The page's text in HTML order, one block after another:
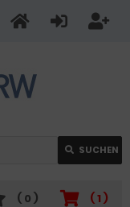
SUCHEN
( 1 )
( 0 )